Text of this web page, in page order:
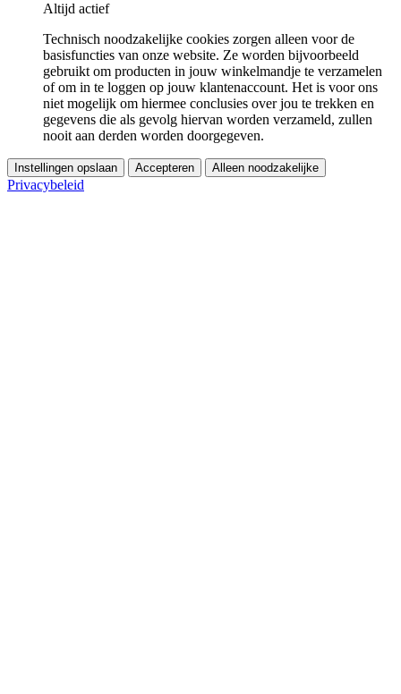
Altijd actief
Technisch noodzakelijke cookies zorgen alleen voor de
basisfuncties van onze website. Ze worden bijvoorbeeld
gebruikt om producten in jouw winkelmandje te verzamelen
of om in te loggen op jouw klantenaccount. Het is voor ons
niet mogelijk om hiermee conclusies over jou te trekken en
gegevens die als gevolg hiervan worden verzameld, zullen
nooit aan derden worden doorgegeven.
Instellingen opslaan Accepteren Alleen noodzakelijke
Privacybeleid